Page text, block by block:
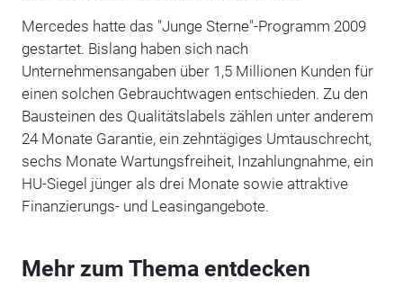
Mercedes hatte das "Junge Sterne"-Programm 2009
gestartet. Bislang haben sich nach
Unternehmensangaben über 1,5 Millionen Kunden für
einen solchen Gebrauchtwagen entschieden. Zu den
Bausteinen des Qualitätslabels zählen unter anderem
24 Monate Garantie, ein zehntägiges Umtauschrecht,
sechs Monate Wartungsfreiheit, Inzahlungnahme, ein
HU-Siegel jünger als drei Monate sowie attraktive
Finanzierungs- und Leasingangebote.
Mehr zum Thema entdecken